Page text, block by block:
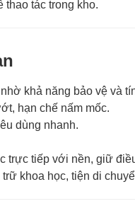
thao tác trong kho.
khả năng bảo vệ và
hạn chế nấm mốc.
dùng nhanh.
trực tiếp với nền, giữ
khoa học, tiện di